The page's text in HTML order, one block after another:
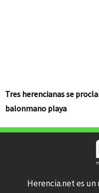
Tres herencianas se
balonmano playa
Herencia.net es